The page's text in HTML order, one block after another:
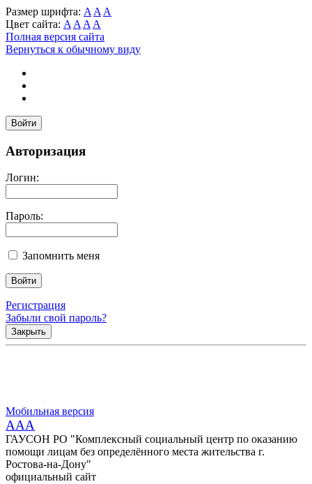
Размер шрифта: A A A
Цвет сайта: A A A A
Полная версия сайта
Вернуться к обычному виду
Войти
Авторизация
Логин:
Пароль:
Запомнить меня
Регистрация
Забыли свой пароль?
Закрыть
Мобильная версия
AAA
ГАУСОН РО "Комплексный социальный центр по оказанию
помощи лицам без определённого места жительства г.
Ростова-на-Дону"
официальный сайт